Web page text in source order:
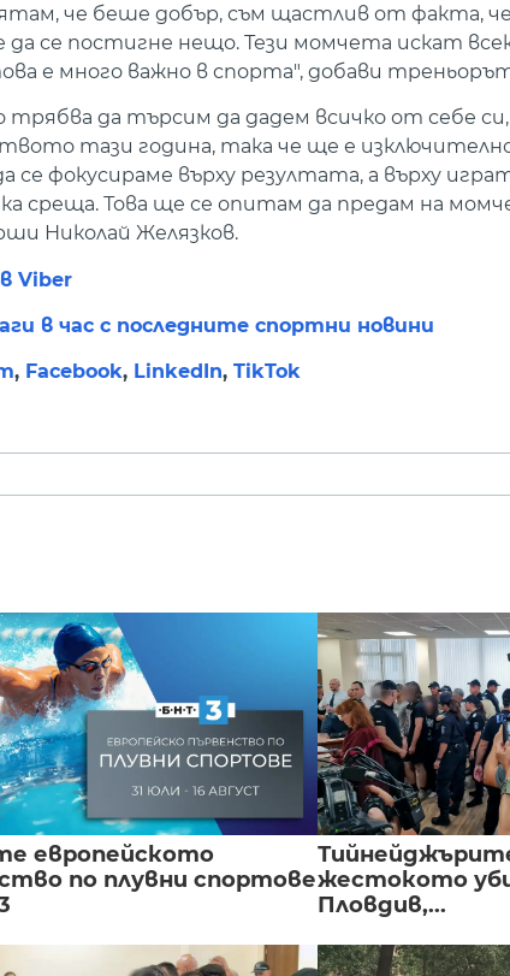
че беше добър, съм щастлив от факта,
се постигне нещо. Тези момчета искат
е много важно в спорта", добави
да търсим да дадем всичко от себе си,
тази година, така че ще е
фокусираме върху резултата, а върху
среща. Това ще се опитам да предам на
Николай Желязков.
Viber
в час с последните спортни новини
, Facebook, LinkedIn, TikTok
европейското
по плувни спортовежестокото
Пловдив,...